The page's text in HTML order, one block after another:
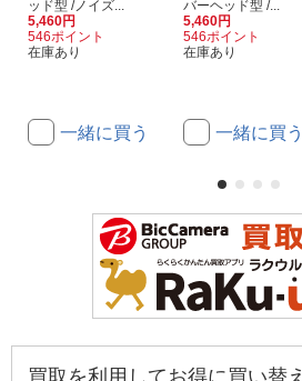
ッド型 /ノイズ...
5,460円
546ポイント
在庫あり
一緒に買う
バーヘッド型 /...
5,460円
546ポイント
在庫あり
一緒に買う
買取を利用してお得に買い替え